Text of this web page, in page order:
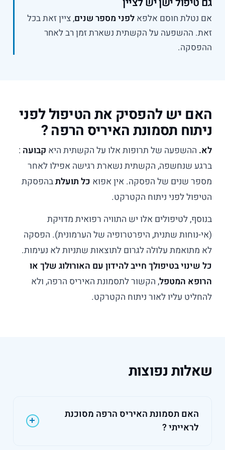
אם נטלת חוסם אלפא לפני מספר שנים, ציין זאת בכל
זאת. ההשפעה על הקשתית נשארת זמן רב לאחר
ההפסקה.
האם יש להפסיק את הטיפול לפני
ניתוח תסמונת האיריס הרפה ?
לא. ההשפעה של תרופות אלו על הקשתית היא קבועה :
ברגע שנחשפה, הקשתית נשארת רגישה אפילו לאחר
מספר שנים של הפסקה. אין אפוא כל תועלתבהפסקת
הטיפול לפני ניתוח הקטרקט.
בנוסף, לטיפולים אלו יש התוויה רפואית מדויקת
(אי-נוחות שתנית, היפרטרופיה של הערמונית). הפסקה
לא מתואמת עלולה לגרום לתוצאות שתניות לא נעימות.
כל שינוי בטיפולך חייב להידון עם האורולוג שלך או
הרופא המטפל, הקשור לתסמונת האיריס הרפה, ולא
להחליט עליו לאור ניתוח הקטרקט.
שאלות נפוצות
האם תסמונת האיריס הרפה מסוכנת
לראייתי ?